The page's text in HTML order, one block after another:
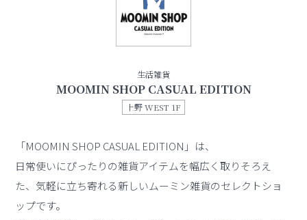
生活雑貨
MOOMIN SHOP CASUAL EDITION
上野 WEST 1F
「MOOMIN SHOP CASUAL EDITION」は、
日常使いにぴったりの雑貨アイテムを幅広く取りそろえ
た、気軽に立ち寄れる新しいムーミン雑貨のセレクトショ
ップです。